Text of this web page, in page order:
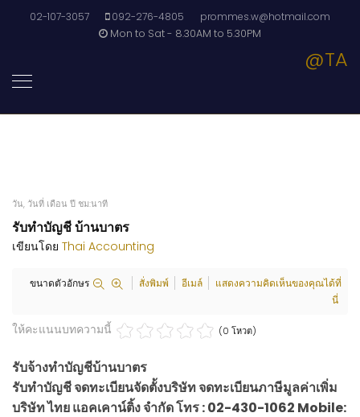
02-107-3057 092-276-4805
prommes.w@hotmail.com
Mon to Sat - 8.30AM to 5.30PM
@TA
วัน, วันที่ เดือน ปี ชม:นาที
รับทำบัญชี บ้านบาตร
เขียนโดย Thai Accounting
ขนาดตัวอักษร สั่งพิมพ์ อีเมล์
แสดงความคิดเห็นของคุณได้ที่
นี่
ให้คะแนนบทความนี้ (0 โหวต)
รับจ้างทำบัญชีบ้านบาตร
รับทำบัญชี จดทะเบียนจัดตั้งบริษัท จดทะเบียนภาษีมูลค่าเพิ่ม
บริษัท ไทย แอคเคาน์ติ้ง จำกัด โทร : 02-430-1062 Mobile: